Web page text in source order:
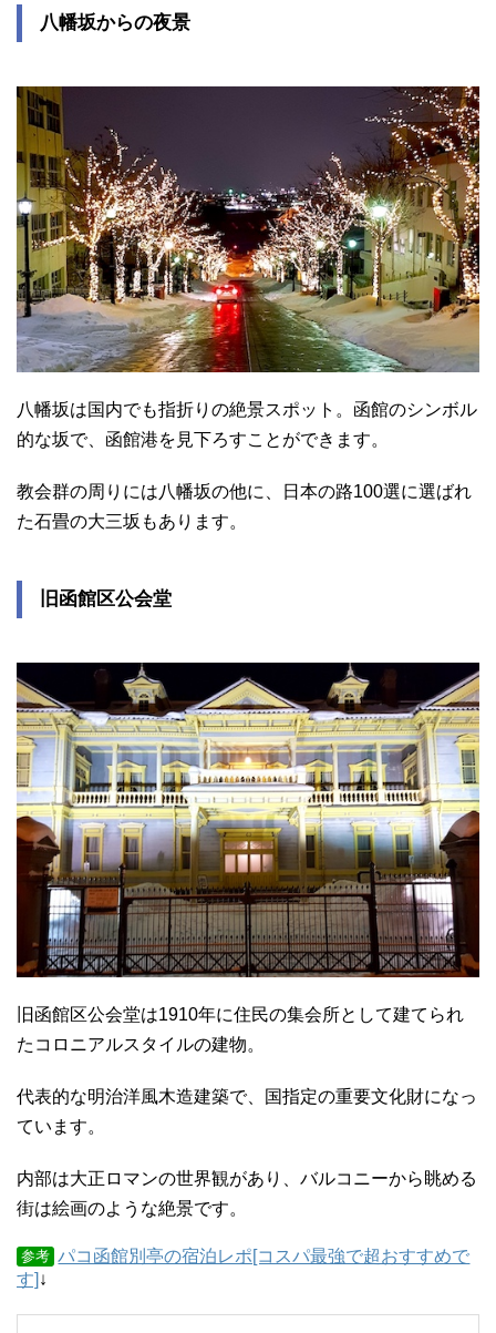
八幡坂からの夜景
八幡坂は国内でも指折りの絶景スポット。函館のシンボル
的な坂で、函館港を見下ろすことができます。
教会群の周りには八幡坂の他に、日本の路100選に選ばれ
た石畳の大三坂もあります。
旧函館区公会堂
旧函館区公会堂は1910年に住民の集会所として建てられ
たコロニアルスタイルの建物。
代表的な明治洋風木造建築で、国指定の重要文化財になっ
ています。
内部は大正ロマンの世界観があり、バルコニーから眺める
街は絵画のような絶景です。
参考 パコ函館別亭の宿泊レポ[コスパ最強で超おすすめで
す] ↓